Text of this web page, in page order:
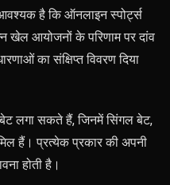
है कि ऑनलाइन स्पोर्ट्स
खेल आयोजनों के परिणाम पर दांव
का संक्षिप्त विवरण दिया
लगा सकते हैं, जिनमें सिंगल बेट,
हैं। प्रत्येक प्रकार की अपनी
होती है।